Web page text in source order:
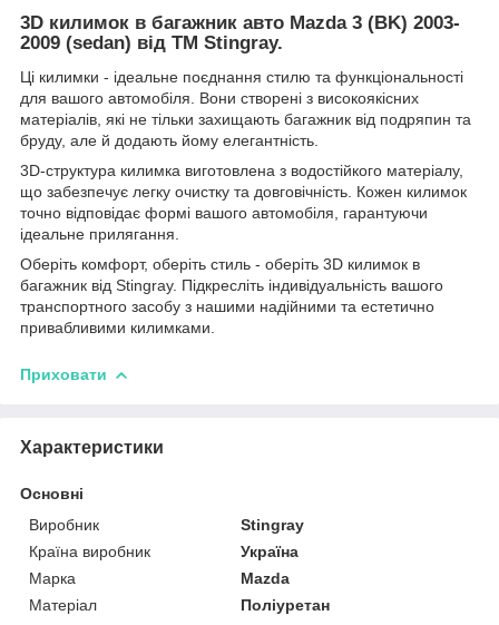
3D килимок в багажник авто Mazda 3 (BK) 2003-
2009 (sedan) від TM Stingray.
Ці килимки - ідеальне поєднання стилю та функціональності
для вашого автомобіля. Вони створені з високоякісних
матеріалів, які не тільки захищають багажник від подряпин та
бруду, але й додають йому елегантність.
3D-структура килимка виготовлена з водостійкого матеріалу,
що забезпечує легку очистку та довговічність. Кожен килимок
точно відповідає формі вашого автомобіля, гарантуючи
ідеальне прилягання.
Оберіть комфорт, оберіть стиль - оберіть 3D килимок в
багажник від Stingray. Підкресліть індивідуальність вашого
транспортного засобу з нашими надійними та естетично
привабливими килимками.
Приховати
Характеристики
Основні
Виробник
Stingray
Країна виробник
Україна
Марка
Mazda
Матеріал
Поліуретан